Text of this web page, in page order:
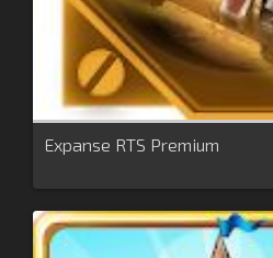
Expanse RTS Premium